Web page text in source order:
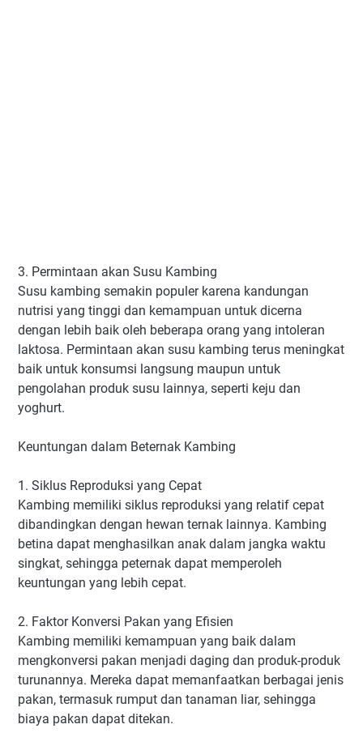
3. Permintaan akan Susu Kambing
Susu kambing semakin populer karena kandungan
nutrisi yang tinggi dan kemampuan untuk dicerna
dengan lebih baik oleh beberapa orang yang intoleran
laktosa. Permintaan akan susu kambing terus meningkat
baik untuk konsumsi langsung maupun untuk
pengolahan produk susu lainnya, seperti keju dan
yoghurt.
Keuntungan dalam Beternak Kambing
1. Siklus Reproduksi yang Cepat
Kambing memiliki siklus reproduksi yang relatif cepat
dibandingkan dengan hewan ternak lainnya. Kambing
betina dapat menghasilkan anak dalam jangka waktu
singkat, sehingga peternak dapat memperoleh
keuntungan yang lebih cepat.
2. Faktor Konversi Pakan yang Efisien
Kambing memiliki kemampuan yang baik dalam
mengkonversi pakan menjadi daging dan produk-produk
turunannya. Mereka dapat memanfaatkan berbagai jenis
pakan, termasuk rumput dan tanaman liar, sehingga
biaya pakan dapat ditekan.